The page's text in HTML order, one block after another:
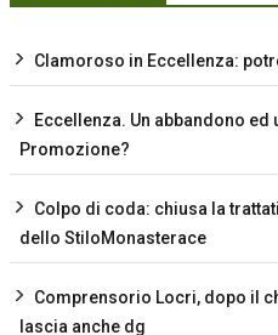
Clamoroso in Eccellenza:
Eccellenza. Un abbandono
Promozione?
Colpo di coda: chiusa la
dello StiloMonasterace
Comprensorio Locri, dopo il
lascia anche dg